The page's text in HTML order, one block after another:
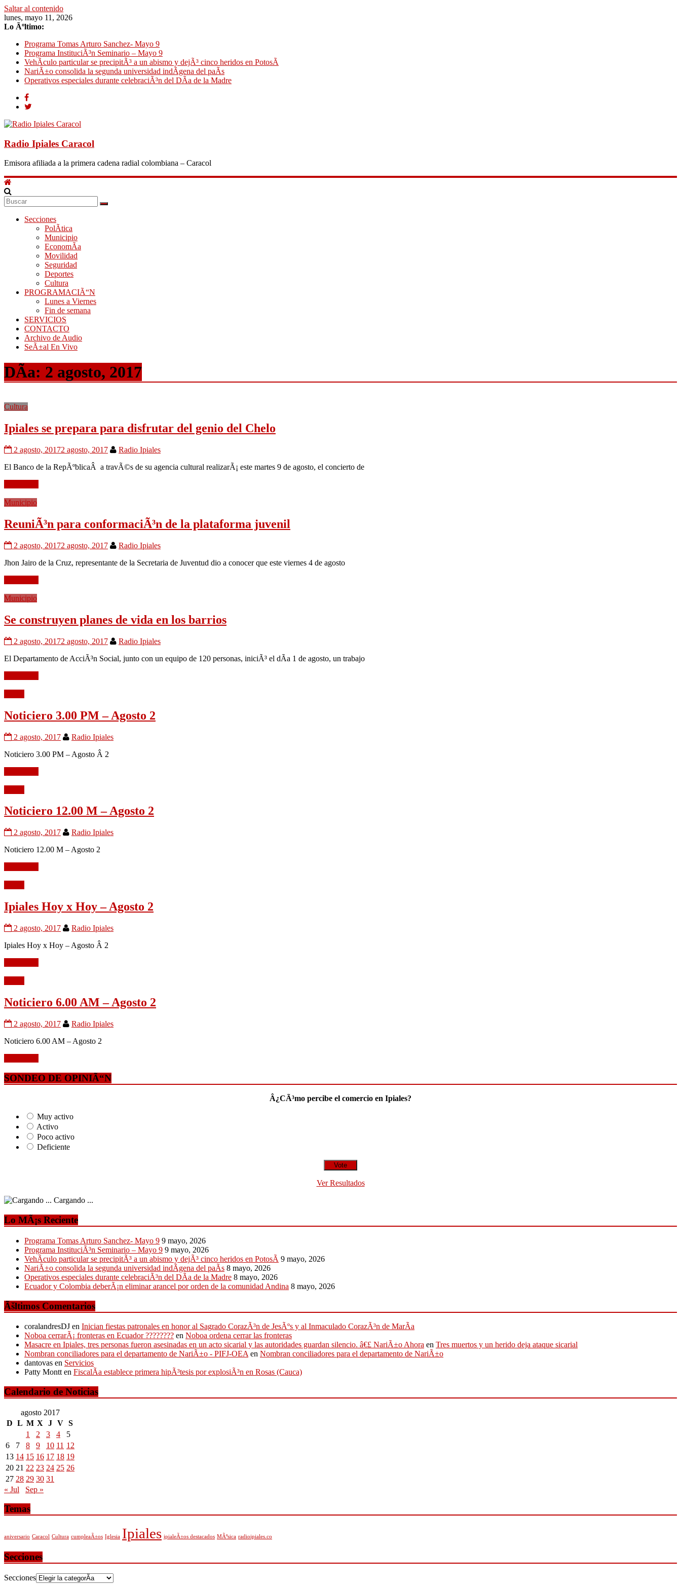
Saltar al contenido
lunes, mayo 11, 2026
Lo Ãºltimo:
Programa Tomas Arturo Sanchez- Mayo 9
Programa InstituciÃ³n Seminario – Mayo 9
VehÃ­culo particular se precipitÃ³ a un abismo y dejÃ³ cinco heridos en PotosÃ­
NariÃ±o consolida la segunda universidad indÃ­gena del paÃ­s
Operativos especiales durante celebraciÃ³n del DÃ­a de la Madre
Radio Ipiales Caracol
Emisora afiliada a la primera cadena radial colombiana – Caracol
Secciones
PolÃ­tica
Municipio
EconomÃ­a
Movilidad
Seguridad
Deportes
Cultura
PROGRAMACIÃ“N
Lunes a Viernes
Fin de semana
SERVICIOS
CONTACTO
Archivo de Audio
SeÃ±al En Vivo
DÃ­a: 2 agosto, 2017
Cultura
Ipiales se prepara para disfrutar del genio del Chelo
2 agosto, 20172 agosto, 2017
Radio Ipiales
El Banco de la RepÃºblicaÂ a travÃ©s de su agencia cultural realizarÃ¡ este martes 9 de agosto, el concierto de
Municipio
ReuniÃ³n para conformaciÃ³n de la plataforma juvenil
2 agosto, 20172 agosto, 2017
Radio Ipiales
Jhon Jairo de la Cruz, representante de la Secretaria de Juventud dio a conocer que este viernes 4 de agosto
Municipio
Se construyen planes de vida en los barrios
2 agosto, 20172 agosto, 2017
Radio Ipiales
El Departamento de AcciÃ³n Social, junto con un equipo de 120 personas, iniciÃ³ el dÃ­a 1 de agosto, un trabajo
Noticiero 3.00 PM – Agosto 2
2 agosto, 2017
Radio Ipiales
Noticiero 3.00 PM – Agosto Â 2
Noticiero 12.00 M – Agosto 2
2 agosto, 2017
Radio Ipiales
Noticiero 12.00 M – Agosto 2
Ipiales Hoy x Hoy – Agosto 2
2 agosto, 2017
Radio Ipiales
Ipiales Hoy x Hoy – Agosto Â 2
Noticiero 6.00 AM – Agosto 2
2 agosto, 2017
Radio Ipiales
Noticiero 6.00 AM – Agosto 2
SONDEO DE OPINIÃ“N
Â¿CÃ³mo percibe el comercio en Ipiales?
Muy activo
Activo
Poco activo
Deficiente
Ver Resultados
Cargando ...
Lo MÃ¡s Reciente
Programa Tomas Arturo Sanchez- Mayo 9 9 mayo, 2026
Programa InstituciÃ³n Seminario – Mayo 9 9 mayo, 2026
VehÃ­culo particular se precipitÃ³ a un abismo y dejÃ³ cinco heridos en PotosÃ­ 9 mayo, 2026
NariÃ±o consolida la segunda universidad indÃ­gena del paÃ­s 8 mayo, 2026
Operativos especiales durante celebraciÃ³n del DÃ­a de la Madre 8 mayo, 2026
Ecuador y Colombia deberÃ¡n eliminar arancel por orden de la comunidad Andina 8 mayo, 2026
Ãšltimos Comentarios
coralandresDJ en Inician fiestas patronales en honor al Sagrado CorazÃ³n de JesÃºs y al Inmaculado CorazÃ³n de MarÃ­a
Noboa cerrarÃ¡ fronteras en Ecuador ???????? en Noboa ordena cerrar las fronteras
Masacre en Ipiales, tres personas fueron asesinadas en un acto sicarial y las autoridades guardan silencio. â€£ NariÃ±o Ahora en Tres muertos y un herido deja ataque sicarial
Nombran conciliadores para el departamento de NariÃ±o - PIFJ-OEA en Nombran conciliadores para el departamento de NariÃ±o
dantovas en Servicios
Patty Montt en FiscalÃ­a establece primera hipÃ³tesis por explosiÃ³n en Rosas (Cauca)
Calendario de Noticias
agosto 2017
D L M X J V S
1
2 3 4
5
6
7 8 9 10 11 12
13 14 15 16 17 18 19
20 21 22 23 24 25 26
27 28 29 30 31
« Jul
Sep »
Temas
aniversario Caracol Cultura cumpleaÃ±os Iglesia Ipiales ipialeÃ±os destacados MÃºsica radioipiales.co
Secciones
Secciones